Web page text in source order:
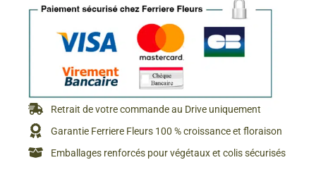
Retrait de votre commande au Drive uniquement
Garantie Ferriere Fleurs 100 % croissance et floraison
Emballages renforcés pour végétaux et colis sécurisés